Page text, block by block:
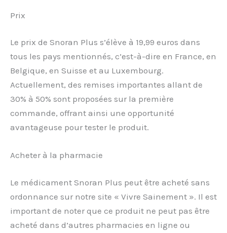
Prix
Le prix de Snoran Plus s’élève à 19,99 euros dans
tous les pays mentionnés, c’est-à-dire en France, en
Belgique, en Suisse et au Luxembourg.
Actuellement, des remises importantes allant de
30% à 50% sont proposées sur la première
commande, offrant ainsi une opportunité
avantageuse pour tester le produit.
Acheter à la pharmacie
Le médicament Snoran Plus peut être acheté sans
ordonnance sur notre site « Vivre Sainement ». Il est
important de noter que ce produit ne peut pas être
acheté dans d’autres pharmacies en ligne ou